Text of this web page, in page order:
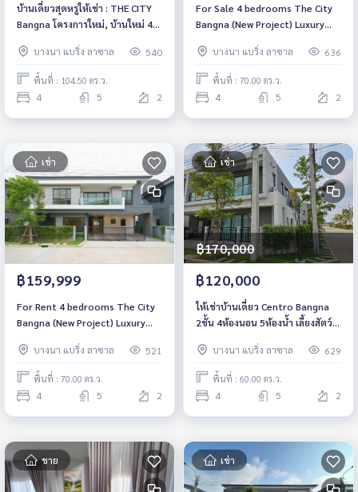
บ้านเดี่ยวสุดหรูให้เช่า : THE CITY
Bangna โครงการใหม่, บ้านใหม่ 4
ใกล้ ทางด่วนวงแหวน ราคาขาย
พิเศษ 25,599,999 บาท
บางนา แบริ่ง ลาซาล 540
พื้นที่ : 104.50 ตร.ว.
4 5 2
For Sale 4 bedrooms The City
Bangna (New Project) Luxury
🐱 Near Mega Bangna Fully
furnished Ready to move in
บางนา แบริ่ง ลาซาล 636
พื้นที่ : 70.00 ตร.ว.
4 5 2
เช่า
฿159,999
For Rent 4 bedrooms The City
Bangna (New Project) Luxury
🐱 Near Mega Bangna Fully
furnished Ready to move in
บางนา แบริ่ง ลาซาล 521
พื้นที่ : 70.00 ตร.ว.
4 5 2
เช่า
฿170,000
฿120,000
ให้เช่าบ้านเดี่ยว Centro Bangna
2ชั้น 4ห้องนอน 5ห้องน้ำ เลี้ยงสัตว์
บางนา แบริ่ง ลาซาล
629
พื้นที่ : 60.00 ตร.ว.
4 5 2
ขาย เช่า